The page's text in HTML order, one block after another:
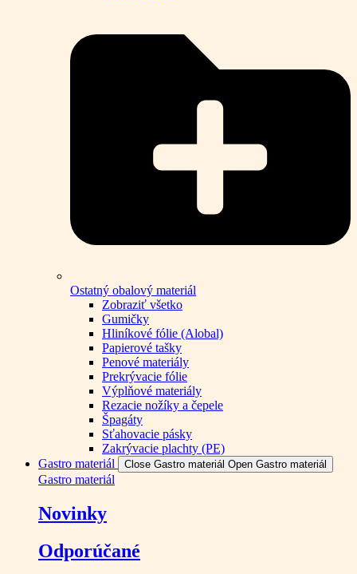
Ostatný obalový materiál
Zobraziť všetko
Gumičky
Hliníkové fólie (Alobal)
Papierové tašky
Penové materiály
Prekrývacie fólie
Výplňové materiály
Rezacie nožíky a čepele
Špagáty
Sťahovacie pásky
Zakrývacie plachty (PE)
Gastro materiál
Close Gastro materiál Open Gastro materiál
Gastro materiál
Novinky
Odporúčané